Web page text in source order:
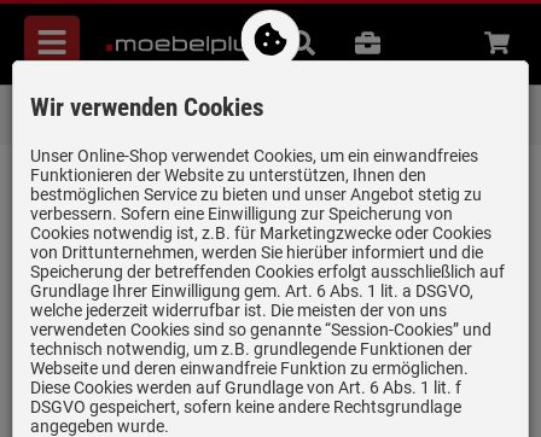
Menü
Suche
B2B Beratung
Über 85.000 positive Bewertungen
zurück zum Artikel
Bewertungen
0 Bewertungen
0 Bewertungen
0 Bewertungen
Wir verwenden Cookies
Unser Online-Shop verwendet Cookies, um ein einwandfreies
Funktionieren der Website zu unterstützen, Ihnen den
bestmöglichen Service zu bieten und unser Angebot stetig zu
verbessern. Sofern eine Einwilligung zur Speicherung von
Cookies notwendig ist, z.B. für Marketingzwecke oder Cookies
von Drittunternehmen, werden Sie hierüber informiert und die
Speicherung der betreffenden Cookies erfolgt ausschließlich auf
Grundlage Ihrer Einwilligung gem. Art. 6 Abs. 1 lit. a DSGVO,
welche jederzeit widerrufbar ist. Die meisten der von uns
verwendeten Cookies sind so genannte “Session-Cookies” und
technisch notwendig, um z.B. grundlegende Funktionen der
Webseite und deren einwandfreie Funktion zu ermöglichen.
Diese Cookies werden auf Grundlage von Art. 6 Abs. 1 lit. f
DSGVO gespeichert, sofern keine andere Rechtsgrundlage
angegeben wurde.